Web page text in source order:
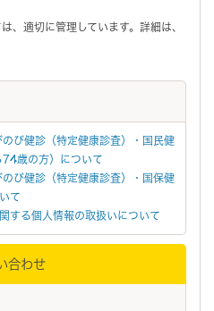
、適切に管理しています。詳細は、
び健診（特定健康診査）・国民健
歳の方）について
び健診（特定健康診査）・国保健
て
する個人情報の取扱いについて
合わせ